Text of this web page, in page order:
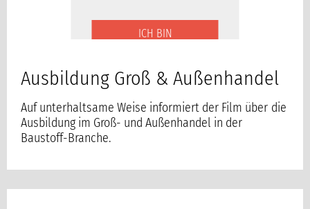
ICH BIN
Ausbildung Groß & Außenhandel
Auf unterhaltsame Weise informiert der Film über die
Ausbildung im Groß- und Außenhandel in der
Baustoff-Branche.